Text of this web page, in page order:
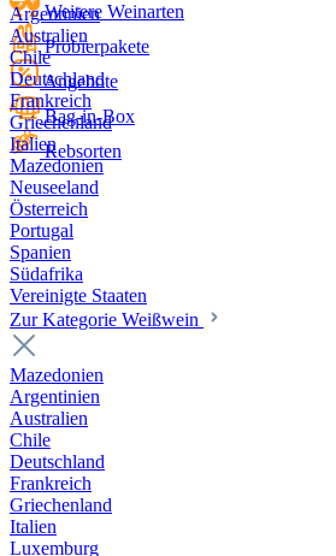
Weitere Weinarten
Probierpakete
Angebote
Bag-in-Box
Rebsorten
Argentinien
Australien
Chile
Deutschland
Frankreich
Griechenland
Italien
Mazedonien
Neuseeland
Österreich
Portugal
Spanien
Südafrika
Vereinigte Staaten
Zur Kategorie Weißwein
Mazedonien
Argentinien
Australien
Chile
Deutschland
Frankreich
Griechenland
Italien
Luxemburg